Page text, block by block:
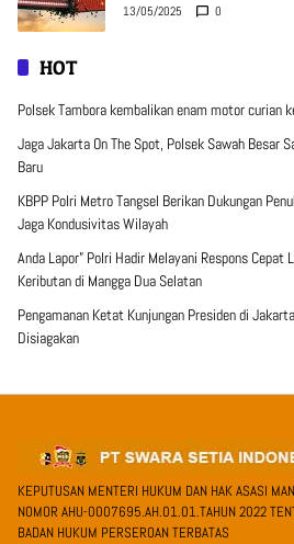
13/05/2025 0
HOT
Polsek Tambora kembalikan enam motor curian
Jaga Jakarta On The Spot, Polsek Sawah Besar
Baru
KBPP Polri Metro Tangsel Berikan Dukungan
Jaga Kondusivitas Wilayah
Anda Lapor” Polri Hadir Melayani Respons Cepat
Keributan di Mangga Dua Selatan
Pengamanan Ketat Kunjungan Presiden di
Disiagakan
KEPUTUSAN MENTERI HUKUM DAN HAK ASASI
NOMOR AHU-0007695.AH.01.01.TAHUN 2022
BADAN HUKUM PERSEROAN TERBATAS